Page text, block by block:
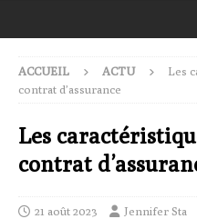
ACCUEIL ACTU
Les
contrat d’assurance
Les
contrat
21 août 2023 Jennifer Sta